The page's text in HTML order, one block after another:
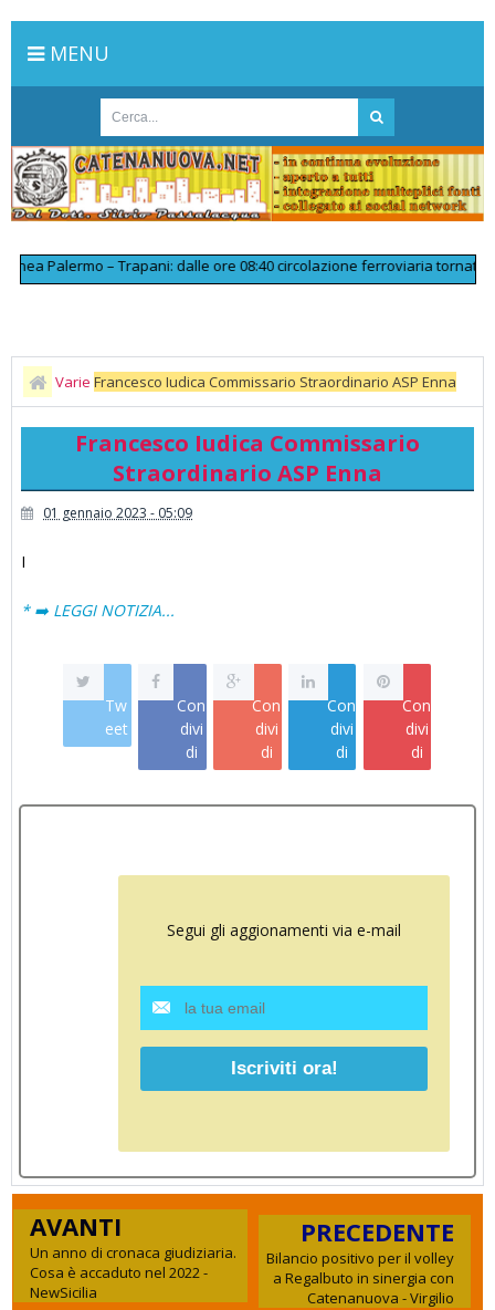
MENU
Palermo – Trapani: dalle ore 08:40 circolazione ferroviaria tornata
Varie Francesco Iudica Commissario Straordinario ASP Enna
Francesco Iudica Commissario
Straordinario ASP Enna
01 gennaio 2023 - 05:09
I
* ➡️ LEGGI NOTIZIA...
Tw
eet
Con
divi
di
Con
divi
di
Con
divi
di
Con
divi
di
Segui gli aggionamenti via e-mail
AVANTI
Un anno di cronaca giudiziaria.
Cosa è accaduto nel 2022 -
NewSicilia
PRECEDENTE
Bilancio positivo per il volley
a Regalbuto in sinergia con
Catenanuova - Virgilio